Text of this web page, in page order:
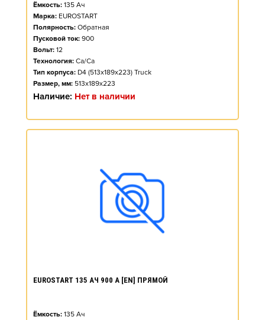
Ёмкость: 135 Ач
Марка: EUROSTART
Полярность: Обратная
Пусковой ток: 900
Вольт: 12
Технология: Ca/Ca
Тип корпуса: D4 (513x189x223) Truck
Размер, мм: 513x189x223
Наличие: Нет в наличии
EUROSTART 135 АЧ 900 А [EN] ПРЯМОЙ
Ёмкость: 135 Ач